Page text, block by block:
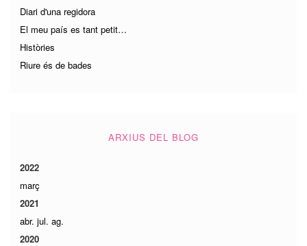
Diari d'una regidora
El meu país es tant petit…
Històries
Riure és de bades
ARXIUS DEL BLOG
2022
març
2021
abr. jul. ag.
2020